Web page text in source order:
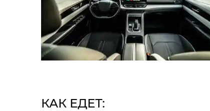
КАК ЕДЕТ: